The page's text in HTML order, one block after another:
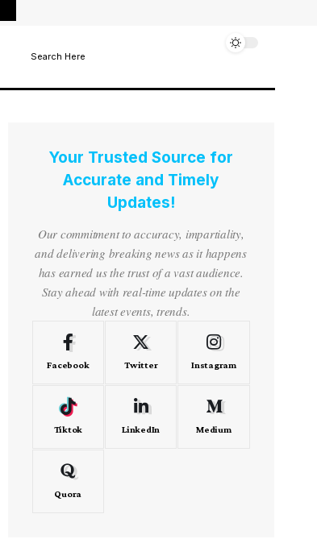
Search Here
Your Trusted Source for
Accurate and Timely
Updates!
Our commitment to accuracy, impartiality,
and delivering breaking news as it happens
has earned us the trust of a vast audience.
Stay ahead with real-time updates on the
latest events, trends.
Facebook Twitter Instagram
Tiktok LinkedIn Medium
Quora